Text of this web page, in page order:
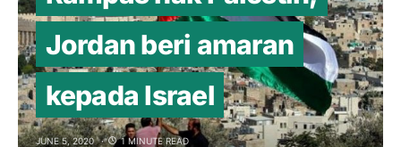
Jordan beri amaran
kepada Israel
JUNE 5, 2020 1 MINUTE READ